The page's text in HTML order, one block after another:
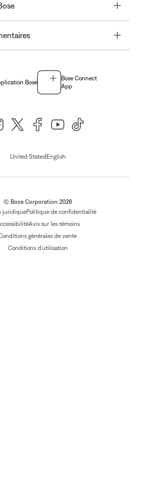
Toggle
Toggle
Bose
Bose Connect
App
United States| English
© Bose Corporation 2026
juridiquePolitique de confidentialité
Avis sur les témoins
générales de vente
Conditions d'utilisation